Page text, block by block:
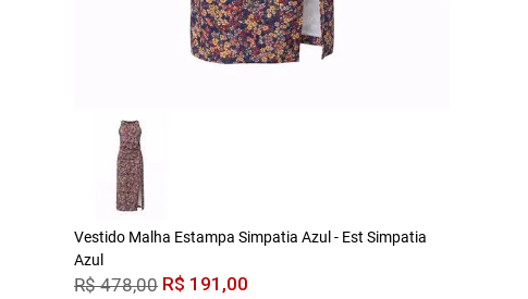
Vestido Malha Estampa Simpatia Azul - Est Simpatia
Azul
R$ 478,00 R$ 191 ,00